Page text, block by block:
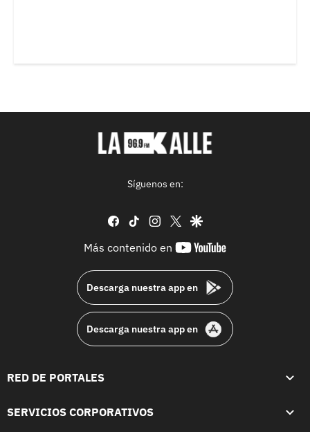
Síguenos en:
facebook
tiktok instagram
twittergoogle
Más contenido en
youtube-
Descarga nuestra app en
Descarga nuestra app en
RED DE PORTALES
SERVICIOS CORPORATIVOS